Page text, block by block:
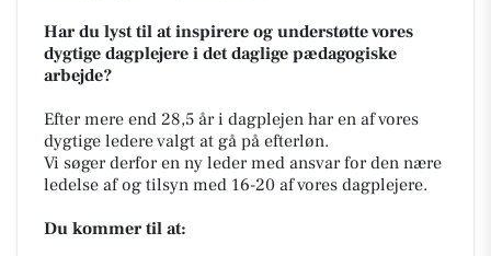
Har du lyst til at inspirere og understøtte vores
dygtige dagplejere i det daglige pædagogiske
arbejde?
Efter mere end 28,5 år i dagplejen har en af vores
dygtige ledere valgt at gå på efterløn.
Vi søger derfor en ny leder med ansvar for den nære
ledelse af og tilsyn med 16-20 af vores dagplejere.
Du kommer til at: